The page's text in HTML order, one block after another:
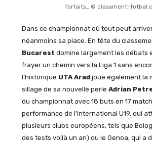
forfaits… © clasament-
Dans ce championnat où tout peut
néanmoins sa place. En tête du
Bucarest domine largement les débats
frayer un chemin vers la Liga 1 sans
l’historique UTA Aradjoue également la
sillage de sa nouvelle perle Adrian
du championnat avec 18 buts en 17
performance de l’international U19, qui
plusieurs clubs européens, tels que
des tests voilà un an) ou le Genoa, qui a